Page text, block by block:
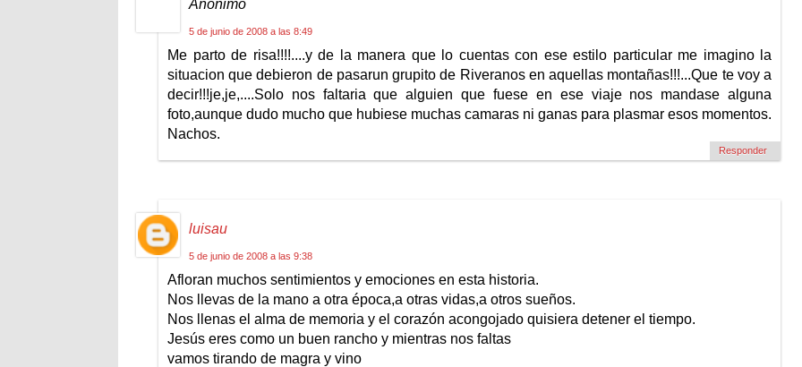
Anónimo
5 de junio de 2008 a las 8:49
Me parto de risa!!!!....y de la manera que lo cuentas con ese estilo particular me imagino la
situacion que debieron de pasarun grupito de Riveranos en aquellas montañas!!!...Que te voy a
decir!!!je,je,....Solo nos faltaria que alguien que fuese en ese viaje nos mandase alguna
foto,aunque dudo mucho que hubiese muchas camaras ni ganas para plasmar esos momentos.
Nachos.
Responder
luisau
5 de junio de 2008 a las 9:38
Afloran muchos sentimientos y emociones en esta historia.
Nos llevas de la mano a otra época,a otras vidas,a otros sueños.
Nos llenas el alma de memoria y el corazón acongojado quisiera detener el tiempo.
Jesús eres como un buen rancho y mientras nos faltas
vamos tirando de magra y vino